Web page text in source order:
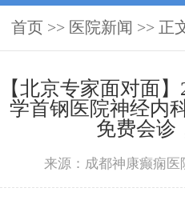
首页 >> 医院新闻 >> 正
【北京专家面对面
学首钢医院神经内
免费会诊
来源：成都神康癫痫医